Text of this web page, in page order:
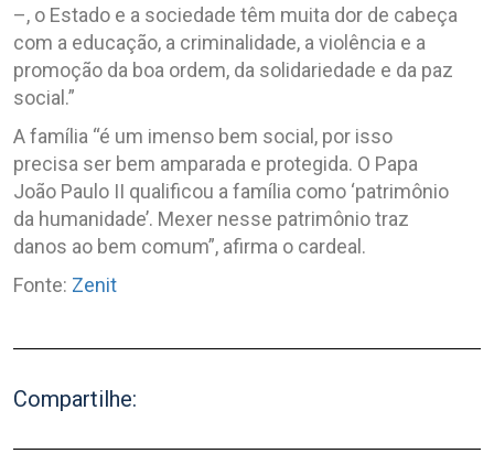
–, o Estado e a sociedade têm muita dor de cabeça
com a educação, a criminalidade, a violência e a
promoção da boa ordem, da solidariedade e da paz
social.”
A família “é um imenso bem social, por isso
precisa ser bem amparada e protegida. O Papa
João Paulo II qualificou a família como ‘patrimônio
da humanidade’. Mexer nesse patrimônio traz
danos ao bem comum”, afirma o cardeal.
Fonte: Zenit
Compartilhe: